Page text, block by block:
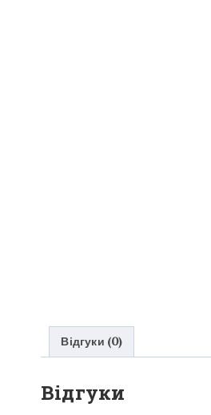
Відгуки (0)
Відгуки